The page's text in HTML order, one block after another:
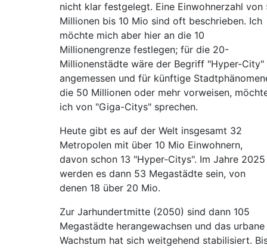
nicht klar festgelegt. Eine Einwohnerzahl von
Millionen bis 10 Mio sind oft beschrieben. Ich
möchte mich aber hier an die 10
Millionengrenze festlegen; für die 20-
Millionenstädte wäre der Begriff "Hyper-City"
angemessen und für künftige
die 50 Millionen oder mehr vorweisen,
ich von "Giga-Citys" sprechen.
Heute gibt es auf der Welt insgesamt 32
Metropolen mit über 10 Mio Einwohnern,
davon schon 13 "Hyper-Citys". Im Jahre 2025
werden es dann 53 Megastädte sein, von
denen 18 über 20 Mio.
Zur Jarhundertmitte (2050) sind dann 105
Megastädte herangewachsen und das urbane
Wachstum hat sich weitgehend stabilisiert.